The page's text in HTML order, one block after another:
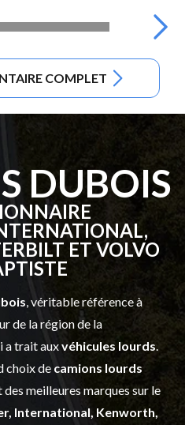
COMPLET
DUBOIS
ET VOLVO
, véritable référence à
de la région de la
a trait auxvéhicules lourds
choix de camions lourds
meilleures marques sur le
International, Kenworth,